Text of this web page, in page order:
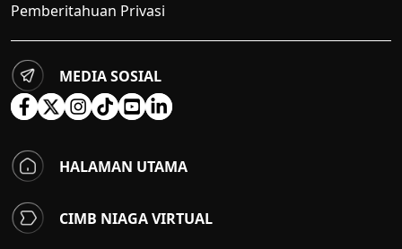
Pemberitahuan Privasi
MEDIA SOSIAL
HALAMAN UTAMA
CIMB NIAGA VIRTUAL